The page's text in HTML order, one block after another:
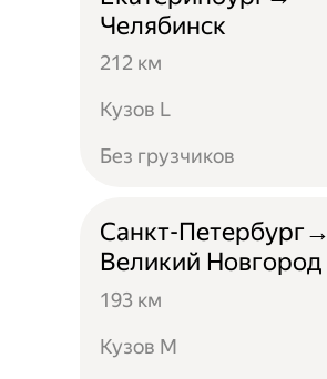
Челябинск
212 км
Кузов L
Без грузчиков
Санкт-Петербург→
Великий Новгород
193 км
Кузов М